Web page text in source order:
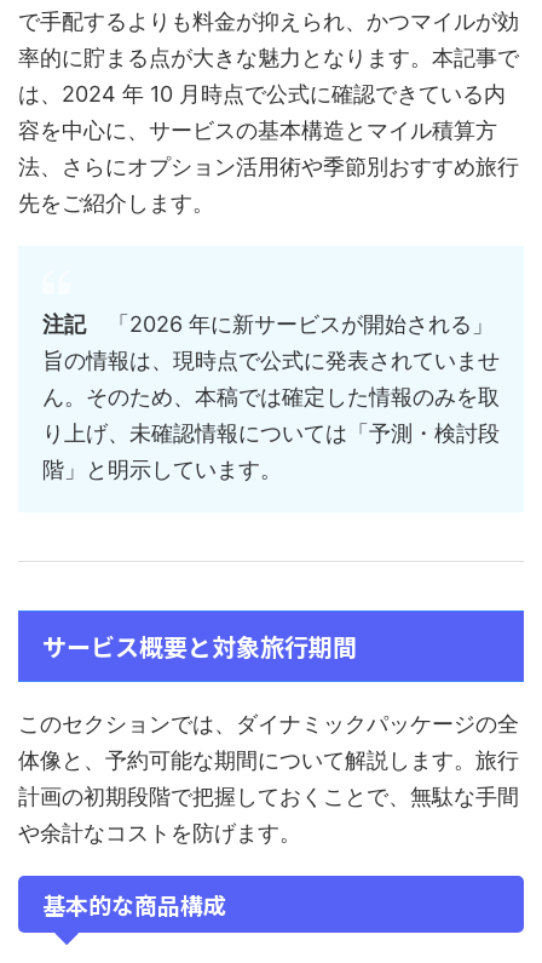
で手配するよりも料金が抑えられ、かつマイルが効
率的に貯まる点が大きな魅力となります。本記事で
は、2024 年 10 月時点で公式に確認できている内
容を中心に、サービスの基本構造とマイル積算方
法、さらにオプション活用術や季節別おすすめ旅行
先をご紹介します。
注記「2026 年に新サービスが開始される」
旨の情報は、現時点で公式に発表されていませ
ん。そのため、本稿では確定した情報のみを取
り上げ、未確認情報については「予測・検討段
階」と明示しています。
サービス概要と対象旅行期間
このセクションでは、ダイナミックパッケージの全
体像と、予約可能な期間について解説します。旅行
計画の初期段階で把握しておくことで、無駄な手間
や余計なコストを防げます。
基本的な商品構成